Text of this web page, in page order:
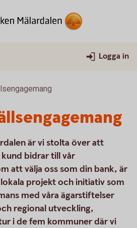
Logga in
är vi stolta över att
kund bidrar till vår
att välja oss som din bank, är
projekt och initiativ som
med våra ägarstiftelser
regional utveckling,
i de fem kommuner där vi